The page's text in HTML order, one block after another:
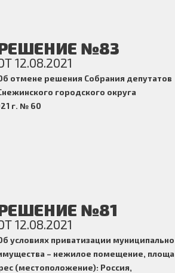
№83
12.08.2021
отмене решения Собрания депутатов
городского округа
г. № 60
№81
12.08.2021
условиях приватизации
– нежилое помещение,
(местоположение): Россия,